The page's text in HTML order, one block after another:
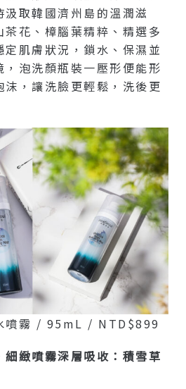
取韓國濟州島的溫潤滋
花、樟腦葉精粹、精選多
肌膚狀況，鎖水、保濕並
泡洗顏瓶裝一壓形便能形
沫，讓洗臉更輕鬆，洗後更
噴霧 / 95mL / NTD$899
緻噴霧深層吸收：積雪草